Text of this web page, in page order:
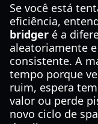
Se você está
eficiência,
bridger é a
aleatoriamente
consistente. A
tempo porque
ruim, espera
valor ou perde
novo ciclo de